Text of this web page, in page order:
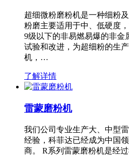
超细微粉磨粉机是一种细粉
粉磨主要适用于中、低硬度
9级以下的非易燃易爆的非金
试验和改进，为超细粉的生
机，…
了解详情
雷蒙磨粉机
我们公司专业生产大、中型
经验，科菲达已经成为中国
商。 R系列雷蒙磨粉机是经